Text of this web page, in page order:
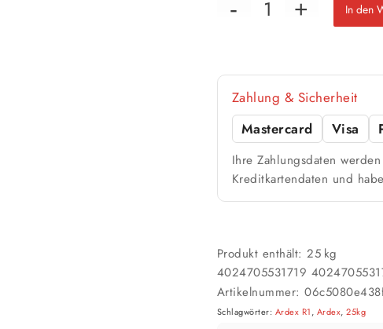
🎨 Jetziger Zustand
Farbig / dunkel
2 Anstriche
Werte sind Richtwerte und können je
In den
Zahlung & Sicherheit
Mastercard
Visa
Ihre Zahlungsdaten
Kreditkartendaten und
Produkt enthält: 25 kg
4024705531719
Artikelnummer:
Schlagwörter: Ardex R1, Ardex,25kg